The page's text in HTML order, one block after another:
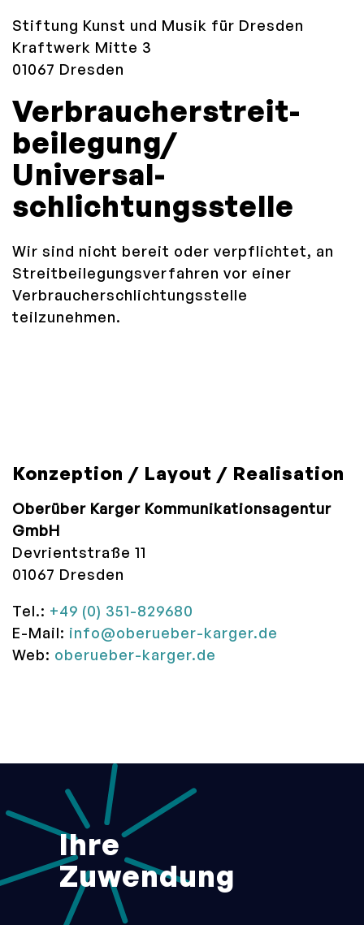
Stiftung Kunst und Musik für Dresden
Kraftwerk Mitte 3
01067 Dresden
Verbraucher­streit­
beilegung/
Universal­
schlichtungs­stelle
Wir sind nicht bereit oder verpflichtet, an
Streitbeilegungsverfahren vor einer
Verbraucherschlichtungsstelle
teilzunehmen.
Konzeption / Layout / Realisation
Oberüber Karger Kommunikationsagentur
GmbH
Devrientstraße 11
01067 Dresden
Tel.: +49 (0) 351-829680
E-Mail: info@oberueber-karger.de
Web: oberueber-karger.de
Ihre
Zuwendung